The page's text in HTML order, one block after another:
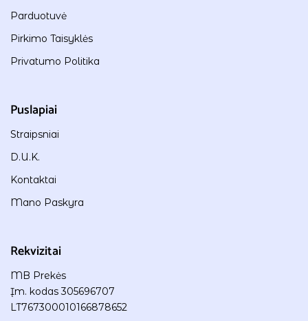
Parduotuvė
Pirkimo Taisyklės
Privatumo Politika
Puslapiai
Straipsniai
D.U.K.
Kontaktai
Mano Paskyra
Rekvizitai
MB Prekės
Įm. kodas 305696707
LT767300010166878652